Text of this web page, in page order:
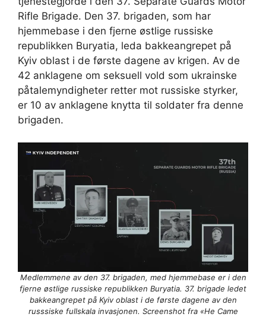
Rifle Brigade. Den 37. brigaden, som har
hjemmebase i den fjerne østlige russiske
republikken Buryatia, leda bakkeangrepet på
Kyiv oblast i de første dagene av krigen. Av de
42 anklagene om seksuell vold som ukrainske
påtalemyndigheter retter mot russiske styrker,
er 10 av anklagene knytta til soldater fra denne
brigaden.
Medlemmene av den 37. brigaden, med hjemmebase er i den
fjerne østlige russiske republikken Buryatia. 37. brigade ledet
bakkeangrepet på Kyiv oblast i de første dagene av den
russsiske fullskala invasjonen. Screenshot fra «He Came